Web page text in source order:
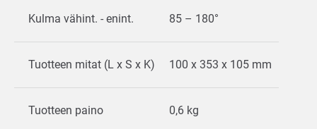
Kulma vähint. - enint. 85 – 180°
Tuotteen mitat (L x S x K) 100 x 353 x 105 mm
Tuotteen paino 0,6 kg